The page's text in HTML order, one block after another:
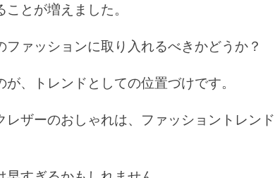
とが増えました。
ファッションに取り入れるべきかどうか？
、トレンドとしての位置づけです。
レザーのおしゃれは、ファッショントレン